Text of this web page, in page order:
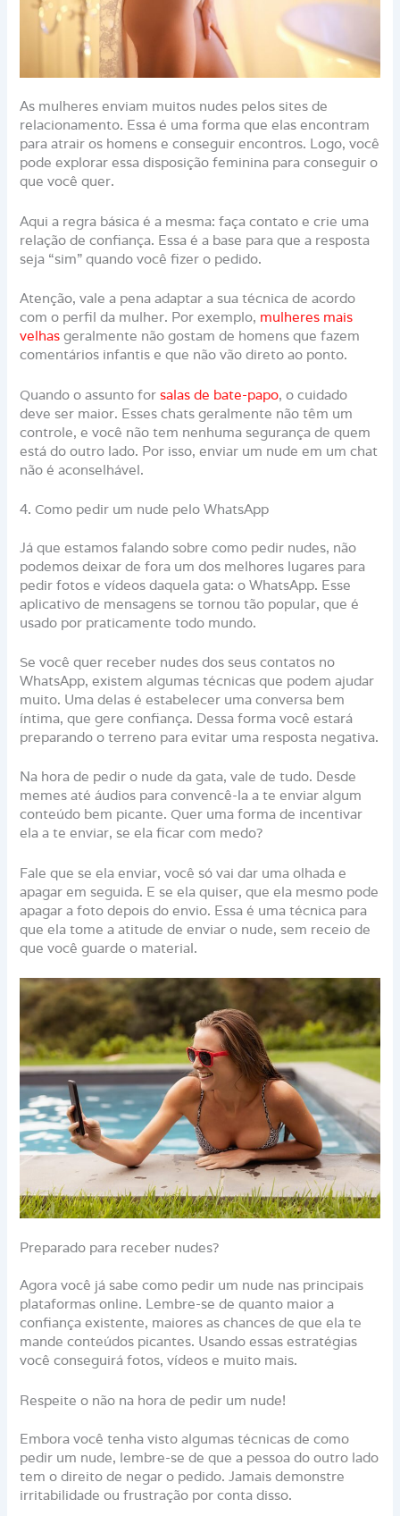
As mulheres enviam muitos nudes pelos sites de
relacionamento. Essa é uma forma que elas encontram
para atrair os homens e conseguir encontros. Logo, você
pode explorar essa disposição feminina para conseguir o
que você quer.
Aqui a regra básica é a mesma: faça contato e crie uma
relação de confiança. Essa é a base para que a resposta
seja “sim” quando você fizer o pedido.
Atenção, vale a pena adaptar a sua técnica de acordo
com o perfil da mulher. Por exemplo, mulheres mais
velhas geralmente não gostam de homens que fazem
comentários infantis e que não vão direto ao ponto.
Quando o assunto forsalas de bate-papo, o cuidado
deve ser maior. Esses chats geralmente não têm um
controle, e você não tem nenhuma segurança de quem
está do outro lado. Por isso, enviar um nude em um chat
não é aconselhável.
4. Como pedir um nude pelo WhatsApp
Já que estamos falando sobre como pedir nudes, não
podemos deixar de fora um dos melhores lugares para
pedir fotos e vídeos daquela gata: o WhatsApp. Esse
aplicativo de mensagens se tornou tão popular, que é
usado por praticamente todo mundo.
Se você quer receber nudes dos seus contatos no
WhatsApp, existem algumas técnicas que podem ajudar
muito. Uma delas é estabelecer uma conversa bem
íntima, que gere confiança. Dessa forma você estará
preparando o terreno para evitar uma resposta negativa.
Na hora de pedir o nude da gata, vale de tudo. Desde
memes até áudios para convencê-la a te enviar algum
conteúdo bem picante. Quer uma forma de incentivar
ela a te enviar, se ela ficar com medo?
Fale que se ela enviar, você só vai dar uma olhada e
apagar em seguida. E se ela quiser, que ela mesmo pode
apagar a foto depois do envio. Essa é uma técnica para
que ela tome a atitude de enviar o nude, sem receio de
que você guarde o material.
Preparado para receber nudes?
Agora você já sabe como pedir um nude nas principais
plataformas online. Lembre-se de quanto maior a
confiança existente, maiores as chances de que ela te
mande conteúdos picantes. Usando essas estratégias
você conseguirá fotos, vídeos e muito mais.
Respeite o não na hora de pedir um nude!
Embora você tenha visto algumas técnicas de como
pedir um nude, lembre-se de que a pessoa do outro lado
tem o direito de negar o pedido. Jamais demonstre
irritabilidade ou frustração por conta disso.